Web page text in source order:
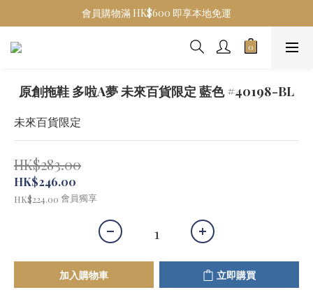
會員購物滿 HK$600 即享本地免運
原創拖鞋 多啦A夢 未來百貨限定 藍色 #40198-BL
未來百貨限定
HK$283.00
HK$246.00
HK$224.00 會員獨享
加入購物車 立即購買